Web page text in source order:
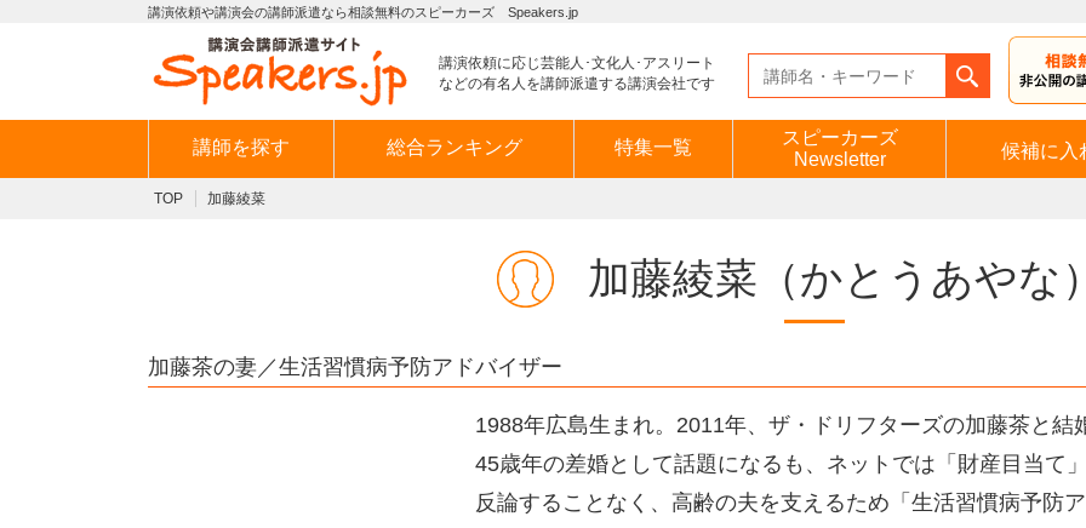
講演依頼や講演会の講師派遣なら相談無料のスピーカーズ Speakers.jp
講演依頼に応じ芸能人･文化人･アスリート
などの有名人を講師派遣する講演会社です
講師を探す 総合ランキング 特集一覧
スピーカーズ
Newsletter
候補に入
TOP 加藤綾菜
加藤綾菜 （かとうあやな）
加藤茶の妻／生活習慣病予防アドバイザー
1988年広島生まれ。2011年、ザ・ドリフターズの加藤茶と結
45歳年の差婚として話題になるも、ネットでは「財産目当て
反論することなく、高齢の夫を支えるため「生活習慣病予防